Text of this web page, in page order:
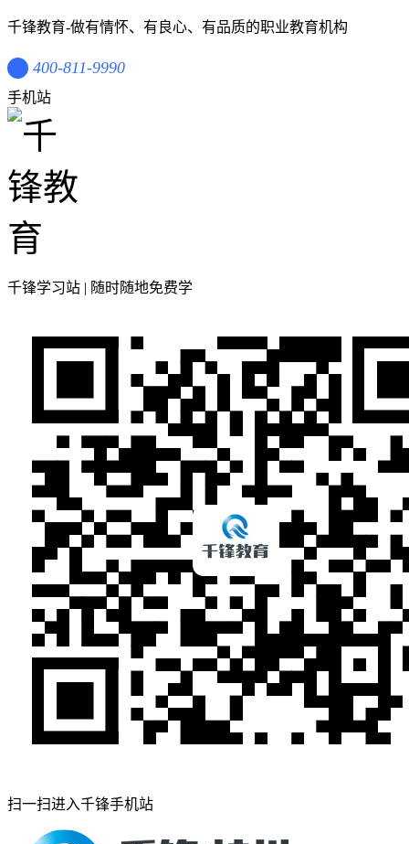
千锋教育-做有情怀、有良心、有品质的职业教育机构
400-811-9990
手机站
千锋学习站 | 随时随地免费学
扫一扫进入千锋手机站